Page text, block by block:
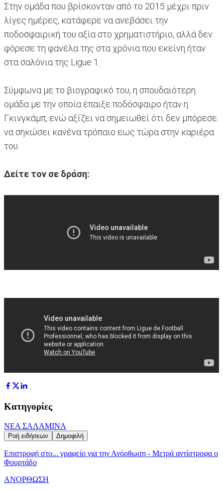
Στην ομάδα που βρίσκονταν από το 2015 μέχρι πριν
λίγες ημέρες, κατάφερε να ανεβάσει την
ποδοσφαιρική του αξία στο χρηματιστήριο, αλλά δεν
φόρεσε τη φανέλα της στα χρόνια που εκείνη ήταν
στα σαλόνια της Ligue 1.
Σύμφωνα με το βιογραφικό του, η σπουδαιότερη
ομάδα με την οποία έπαιξε ποδόσφαιρο ήταν η
Γκινγκάμπ, ενώ αξίζει να σημειωθεί ότι δεν μπόρεσε
να σηκώσει κανένα τρόπαιο εως τώρα στην καριέρα
του.
Δείτε τον σε δράση:
Κατηγορίες
ΝΕΑ ΣΑΛΑΜΙΝΑ
Ροή ειδήσεων Δημοφιλή
Επιστροφή στο... γραφείο για την Ανόρθωση - Μετρά αντίστροφα ο
Φουρτάδο
ΑΝΟΡΘΩΣΗ